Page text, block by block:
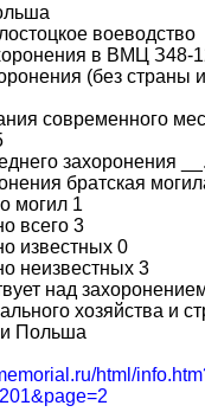
воеводство
в ВМЦ З48-
(без страны и
современного
захоронения
братская
могил 1
всего 3
известных 0
неизвестных 3
над
хозяйства и
Польша
html/